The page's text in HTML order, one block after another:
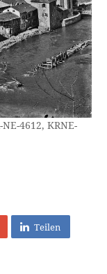
4612, KRNE-
Teilen